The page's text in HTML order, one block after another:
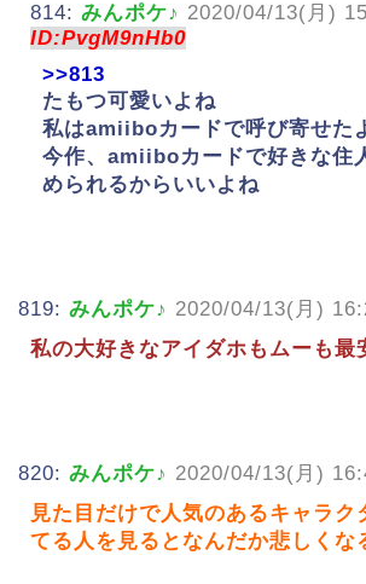
814: みんポケ♪ 2020/04/13(月)
ID:PvgM9nHb0
>>813
たもつ可愛いよね
私はamiiboカードで呼び寄せた
今作、amiiboカードで好きな住
められるからいいよね
819: みんポケ♪ 2020/04/13(月)
私の大好きなアイダホもムーも最
820: みんポケ♪ 2020/04/13(月)
見た目だけで人気のあるキャラク
てる人を見るとなんだか悲しくな